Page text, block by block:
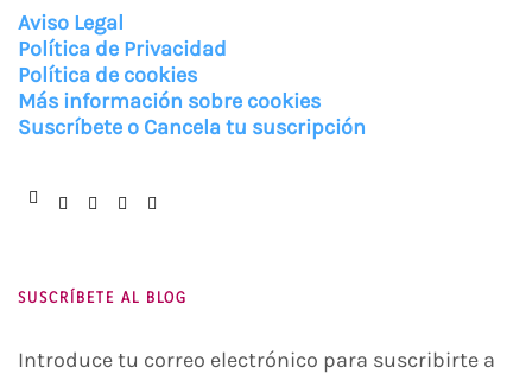
Aviso Legal
Política de Privacidad
Política de cookies
Más información sobre cookies
Suscríbete o Cancela tu suscripción
SUSCRÍBETE AL BLOG
Introduce tu correo electrónico para suscribirte a